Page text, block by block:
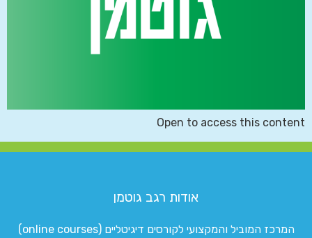
Open to access this content
אודות רגב גוטמן
המרכז המוביל והמקצועי לקורסים דיגיטליים (online courses)